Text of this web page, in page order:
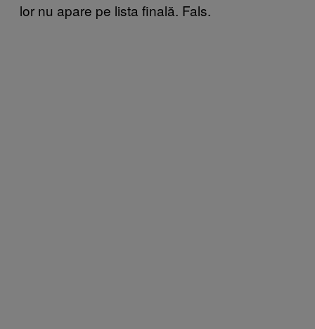
lor nu apare pe lista finală. Fals.